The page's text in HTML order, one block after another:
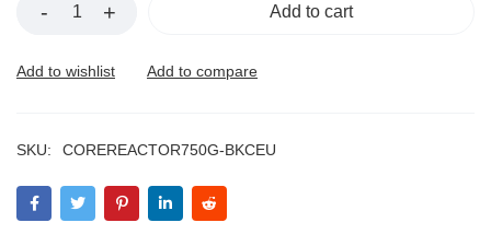
Add to cart
SKU: COREREACTOR750G-BKCEU